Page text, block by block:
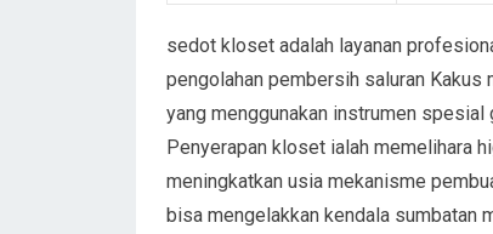
sedot kloset adalah layanan
pengolahan pembersih saluran
yang menggunakan instrumen
Penyerapan kloset ialah memelihara
meningkatkan usia mekanisme
bisa mengelakkan kendala sumbatan